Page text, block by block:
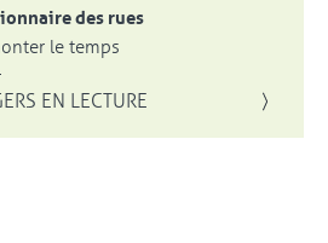
des rues
le temps
EN LECTURE